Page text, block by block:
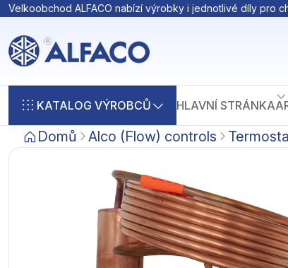
Velkoobchod ALFACO nabízí výrobky i jednotlivé díly pro
KATALOG VÝROBCŮ HLAVNÍ STRÁNKA
Domů Alco (Flow) controls